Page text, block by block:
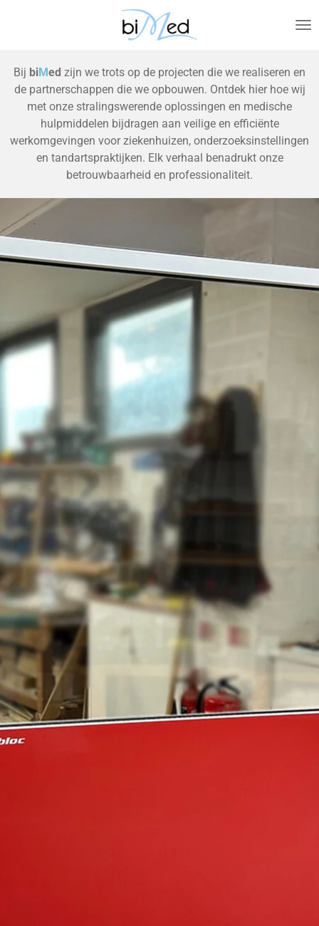
de
hoofdinhoud
Bij biMed zijn we trots op de projecten die we realiseren en
de partnerschappen die we opbouwen. Ontdek hier hoe wij
met onze stralingswerende oplossingen en medische
hulpmiddelen bijdragen aan veilige en efficiënte
werkomgevingen voor ziekenhuizen, onderzoeksinstellingen
en tandartspraktijken. Elk verhaal benadrukt onze
betrouwbaarheid en professionaliteit.